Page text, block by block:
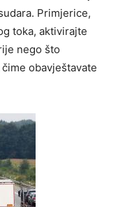
Primjerice,
toka, aktivirajte
nego što
obavještavate